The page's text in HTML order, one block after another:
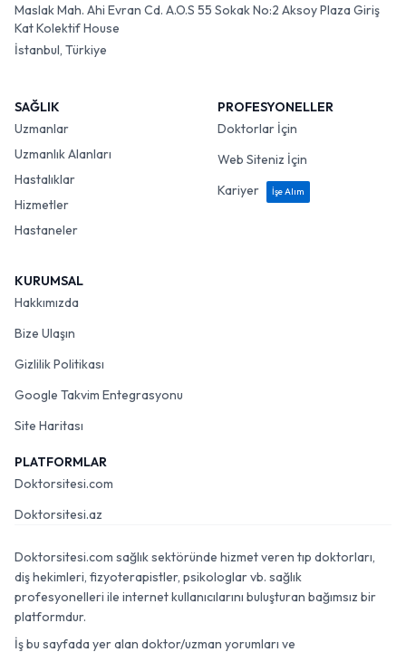
Maslak Mah. Ahi Evran Cd. A.O.S 55 Sokak No:2 Aksoy Plaza Giriş
Kat Kolektif House
İstanbul, Türkiye
SAĞLIK
Uzmanlar
Uzmanlık Alanları
Hastalıklar
Hizmetler
Hastaneler
PROFESYONELLER
Doktorlar İçin
Web Siteniz İçin
Kariyer
İşe Alım
KURUMSAL
Hakkımızda
Bize Ulaşın
Gizlilik Politikası
Google Takvim Entegrasyonu
Site Haritası
PLATFORMLAR
Doktorsitesi.com
Doktorsitesi.az
Doktorsitesi.com sağlık sektöründe hizmet veren tıp doktorları,
diş hekimleri, fizyoterapistler, psikologlar vb. sağlık
profesyonelleri ile internet kullanıcılarını buluşturan bağımsız bir
platformdur.
İş bu sayfada yer alan doktor/uzman yorumları ve